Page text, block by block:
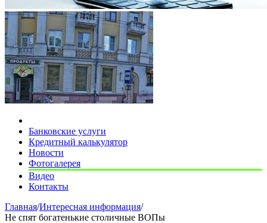
Банковские услуги
Кредитный калькулятор
Новости
Фотогалерея
Видео
Контакты
Главная/Интересная информация/
Не спят богатенькие столичные ВОПы